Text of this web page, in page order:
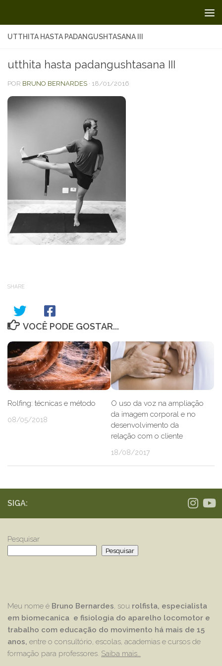
UTTHITA HASTA PADANGUSHTASANA III
utthita hasta padangushtasana III
POR BRUNO BERNARDES · 18/01/2016
SHARE
VOCÊ PODE GOSTAR...
Rolfing: técnicas e método
08/05/2018
O uso da voz na ampliação
da imagem corporal e no
desenvolvimento da
relação com o cliente
18/08/2017
SIGA:
Pesquisar
Pesquisar
Meu nome é Bruno Bernardes, sou rolfista, especialista
em biomecanica e fisiologia do aparelho locomotor e
trabalho com educação do movimento há mais de 15
anos, entre o consultório, escolas, academias e cursos de
formação para professores. Saiba mais…